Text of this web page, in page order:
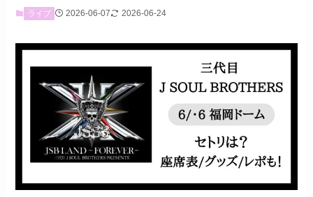
ライブ 2026-06-07 2026-06-24